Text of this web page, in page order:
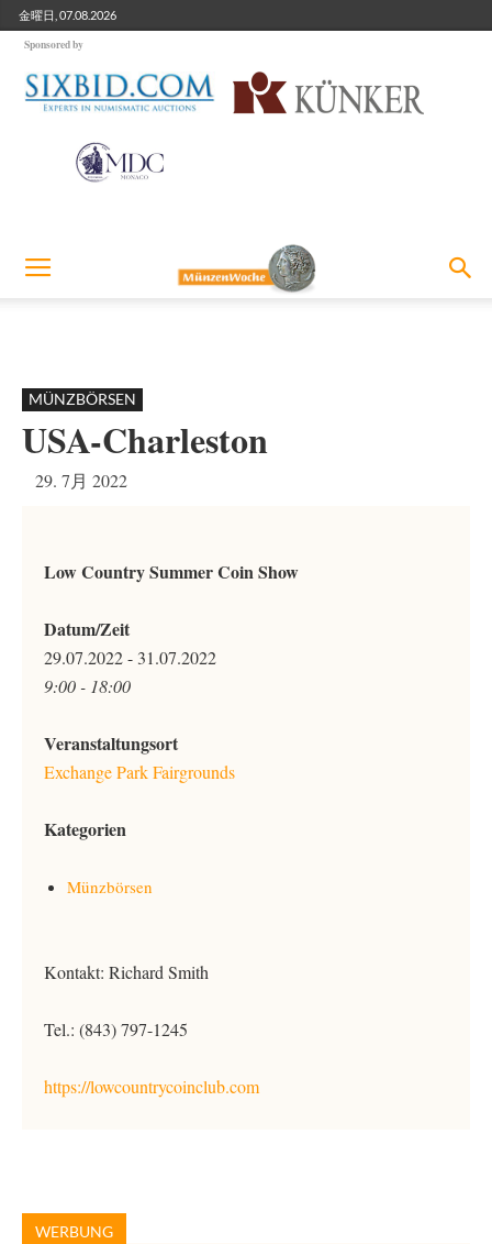
金曜日, 07.08.2026
Sponsored by
MÜNZBÖRSEN
USA-Charleston
29. 7月 2022
Low Country Summer Coin Show
Datum/Zeit
29.07.2022 - 31.07.2022
9:00 - 18:00
Veranstaltungsort
Exchange Park Fairgrounds
Kategorien
Münzbörsen
Kontakt: Richard Smith
Tel.: (843) 797-1245
https://lowcountrycoinclub.com
WERBUNG